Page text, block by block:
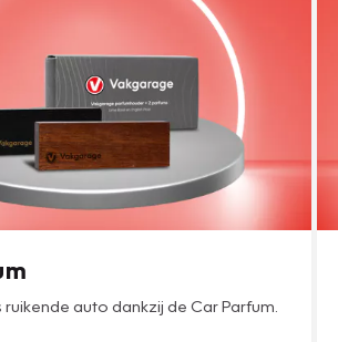
ruikende auto dankzij de Car Parfum.